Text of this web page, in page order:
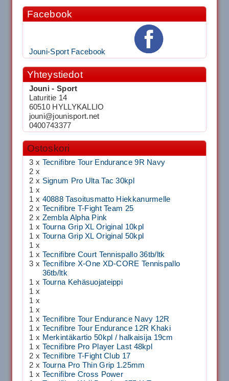
Facebook
Jouni-Sport Facebook
Yhteystiedot
Jouni - Sport
Laturitie 14
60510 HYLLYKALLIO
jouni@jounisport.net
0400743377
Ostoskori
3 x Tecnifibre Tour Endurance 9R Navy
2 x
2 x Signum Pro Ulta Tac 30kpl
1 x
1 x 40888 Tasoitusmatto Hiekkanurmelle
2 x Tecnifibre T-Fight Team 25
2 x Zembla Alpha Pink
1 x Tourna Grip XL Original 10kpl
1 x Tourna Grip XL Original 50kpl
1 x
1 x Tecnifibre Court Tennispallo 36tb/ltk
3 x Tecnifibre X-One XD-CORE Tennispallo
36tb/ltk
1 x Tourna Kehäsuojateippi
1 x
1 x
1 x
1 x Tecnifibre Tour Endurance Navy 12R
1 x Tecnifibre Tour Endurance 12R Khaki
1 x Merkintäkartio 50kpl / halkaisija 19cm
1 x Tecnifibre Pro Player Last 48kpl
2 x Tecnifibre T-Fight Club 17
2 x Tourna Pro Thin Grip 1.25mm
1 x Tecnifibre Cross Power